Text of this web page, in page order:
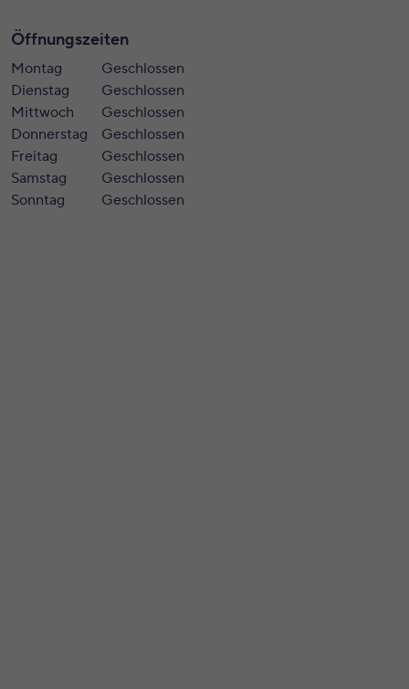
Öffnungszeiten
Montag
Geschlossen
Dienstag
Geschlossen
Mittwoch
Geschlossen
Donnerstag
Geschlossen
Freitag
Geschlossen
Samstag
Geschlossen
Sonntag
Geschlossen